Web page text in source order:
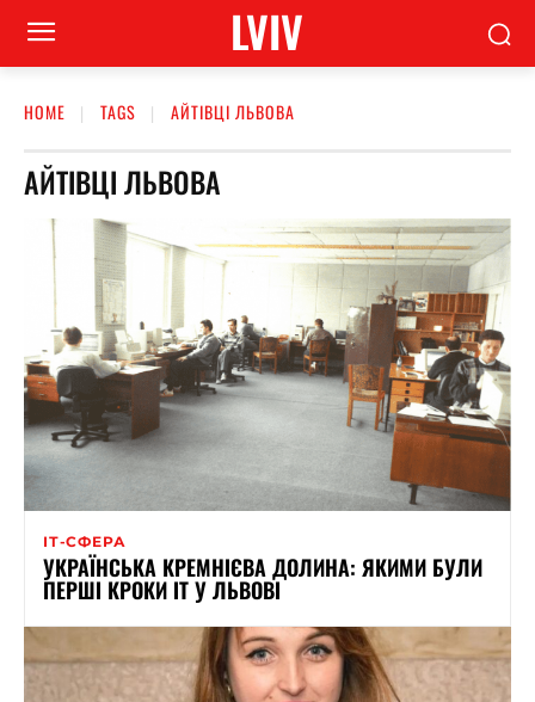
LVIV
HOME TAGS АЙТІВЦІ ЛЬВОВА
АЙТІВЦІ ЛЬВОВА
ІТ-СФЕРА
УКРАЇНСЬКА КРЕМНІЄВА ДОЛИНА: ЯКИМИ БУЛИ
ПЕРШІ КРОКИ ІТ У ЛЬВОВІ